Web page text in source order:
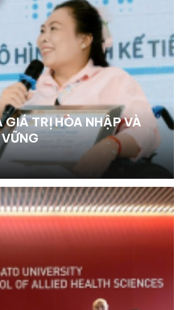
GIÁ TRỊ HÒA NHẬP VÀ
VỮNG